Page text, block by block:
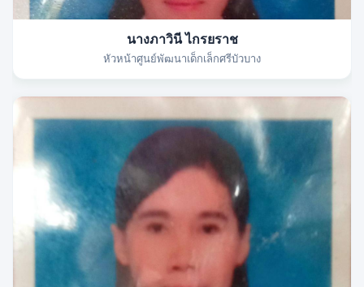
นางภาวินี ไกรยราช
หัวหน้าศูนย์พัฒนาเด็กเล็กศรีบัวบาง